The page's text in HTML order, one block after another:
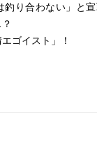
釣り合わない」と
ゴイスト」！